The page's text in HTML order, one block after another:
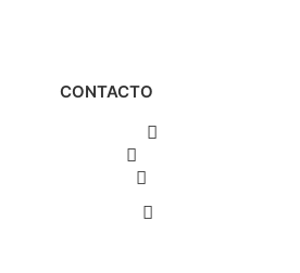
CONTACTO